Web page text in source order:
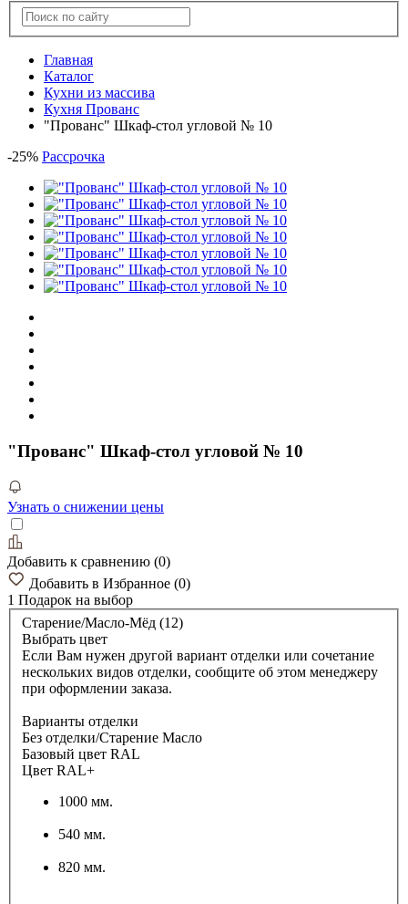
Главная
Каталог
Кухни из массива
Кухня Прованс
"Прованс" Шкаф-стол угловой № 10
-25% Рассрочка
"Прованс" Шкаф-стол угловой № 10
Узнать о снижении цены
Добавить к сравнению (0)
Добавить в Избранное (0)
1 Подарок на выбор
Старение/Масло-Мёд (12)
Выбрать цвет
Если Вам нужен другой вариант отделки или сочетание
нескольких видов отделки, сообщите об этом менеджеру
при оформлении заказа.
Варианты отделки
Без отделки/Старение Масло
Базовый цвет RAL
Цвет RAL+
1000 мм.
540 мм.
820 мм.